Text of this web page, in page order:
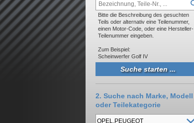
Bitte die Beschreibung des gesuchten
Teils oder alternativ eine Teilenummer,
einen Motor-Code, oder eine Hersteller-
Teilenummer eingeben.
Zum Beispiel:
Scheinwerfer Golf IV
2. Suche nach Marke, Modell
oder Teilekategorie